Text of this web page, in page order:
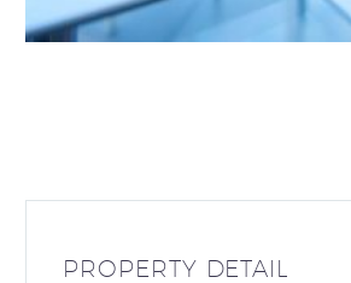
PROPERTY DETAIL